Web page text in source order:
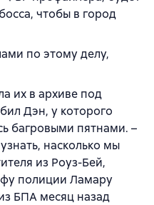
чтобы в город
по этому делу,
их в архиве под
Дэн, у которого
багровыми пятнами. –
насколько мы
из Роуз-Бей,
полиции Ламару
БПА месяц назад